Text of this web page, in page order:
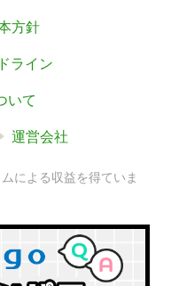
方針
ライン
いて
運営会社
による収益を得ていま